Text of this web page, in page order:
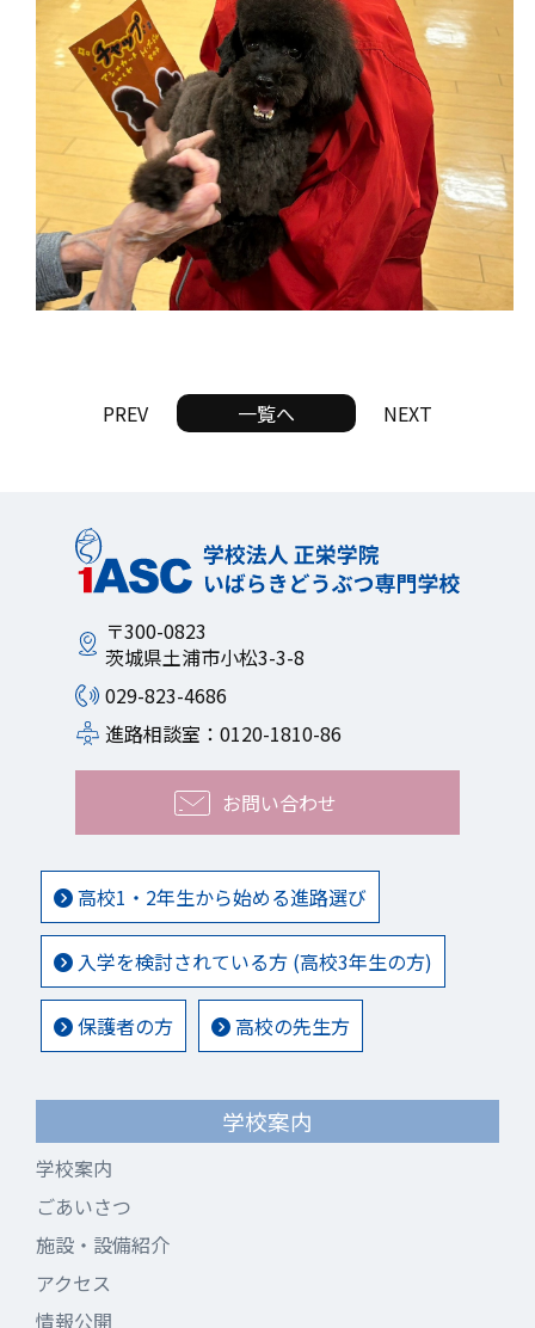
PREV 一覧へ NEXT
〒300-0823
茨城県土浦市小松3-3-8
029-823-4686
進路相談室：0120-1810-86
お問い合わせ
高校1・2年生から始める進路選び
入学を検討されている方 (高校3年生の方)
保護者の方 高校の先生方
学校案内
学校案内
ごあいさつ
施設・設備紹介
アクセス
情報公開